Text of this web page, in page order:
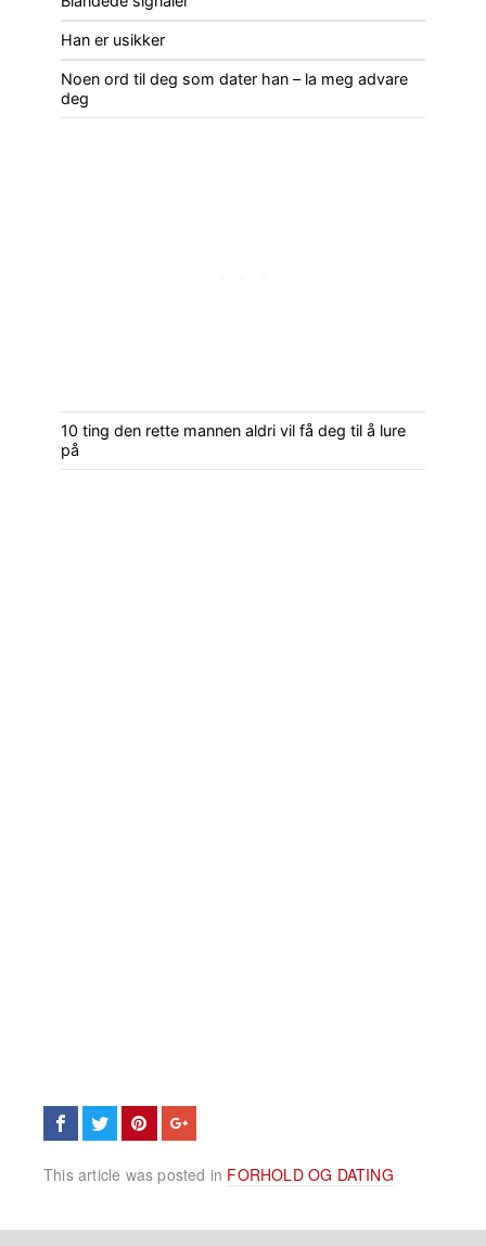
Han er usikker
Noen ord til deg som dater han – la meg advare
deg
10 ting den rette mannen aldri vil få deg til å lure
på
This article was posted in FORHOLD OG DATING